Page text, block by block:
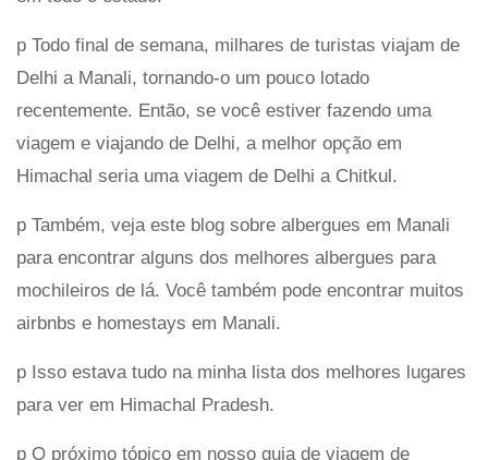
p Todo final de semana, milhares de turistas viajam de
Delhi a Manali, tornando-o um pouco lotado
recentemente. Então, se você estiver fazendo uma
viagem e viajando de Delhi, a melhor opção em
Himachal seria uma viagem de Delhi a Chitkul.
p Também, veja este blog sobre albergues em Manali
para encontrar alguns dos melhores albergues para
mochileiros de lá. Você também pode encontrar muitos
airbnbs e homestays em Manali.
p Isso estava tudo na minha lista dos melhores lugares
para ver em Himachal Pradesh.
p O próximo tópico em nosso guia de viagem de